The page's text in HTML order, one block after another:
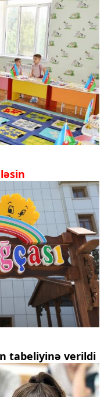
tabeliyinə verildi